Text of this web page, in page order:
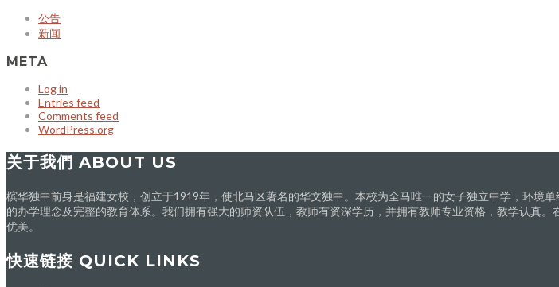
公告
新闻
META
Log in
Entries feed
Comments feed
WordPress.org
关于我們 ABOUT US
槟华独中前身是福建女校，创立于1919年，使北马区著名的华文独中。本校为全马唯一的女子独立中学，环境
的办学理念及完整的教育体系。我们拥有强大的师资队伍，教师有资深学历，并拥有教师专业资格，教学认真
优美。
快速链接 QUICK LINKS